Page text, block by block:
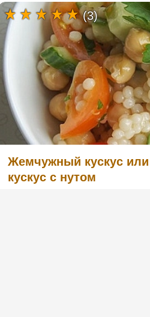
Жемчужный кускус или
кускус с нутом
(3)